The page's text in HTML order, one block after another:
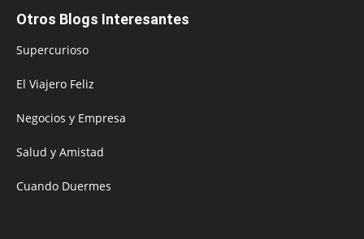
Otros Blogs Interesantes
Supercurioso
El Viajero Feliz
Negocios y Empresa
Salud y Amistad
Cuando Duermes